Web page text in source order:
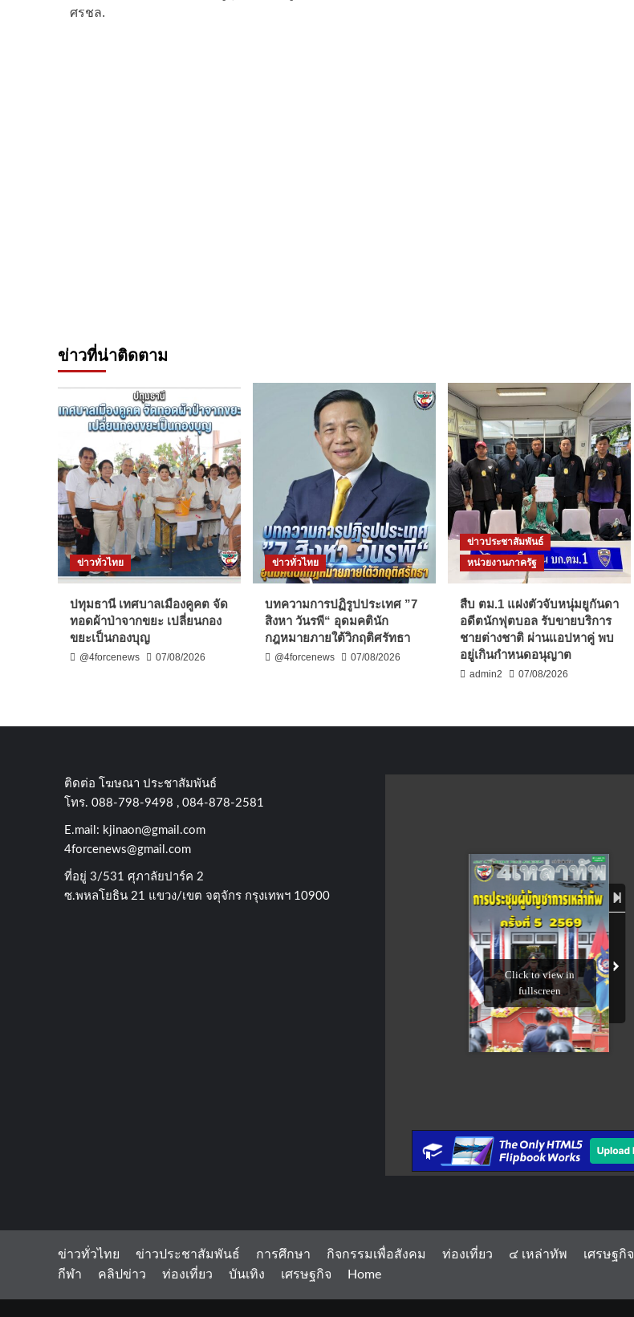
ศรชล.
ข่าวที่น่าติดตาม
ข่าวทั่วไทย
ปทุมธานี เทศบาลเมืองคูคต จัด
ทอดผ้าป่าจากขยะ เปลี่ยนกอง
ขยะเป็นกองบุญ
@4forcenews 07/08/2026
ข่าวทั่วไทย
บทความการปฏิรูปประเทศ ”7
สิงหา วันรพี“ อุดมคตินัก
กฎหมายภายใต้วิกฤติศรัทธา
@4forcenews 07/08/2026
ข่าวประชาสัมพันธ์
หน่วยงานภาครัฐ
สืบ ตม.1 แฝงตัวจับหนุ่มยูกันดา
อดีตนักฟุตบอล รับขายบริการ
ชายต่างชาติ ผ่านแอปหาคู่ พบ
อยู่เกินกำหนดอนุญาต
admin2 07/08/2026
ติดต่อ​ โฆษณา​ ประชาสัมพันธ์
โทร​. 088-798-9498 , 084-878-2581
E.mail: kjinaon@gmail.com
4forcenews@gmail.com
ที่อยู่​ 3/531​ ศุภาลัยปาร์ค​ 2
ซ.พหลโยธิน​ 21​ แขวง/เขต​ จตุจักร​ กรุงเทพฯ 10900
ข่าวทั่วไทย ข่าวประชาสัมพันธ์ การศึกษา กิจกรรมเพื่อสังคม ท่องเที่ยว ๔ เหล่าทัพ เศรษฐกิจ
กีฬา
คลิปข่าว ท่องเที่ยว บันเทิง เศรษฐกิจ Home